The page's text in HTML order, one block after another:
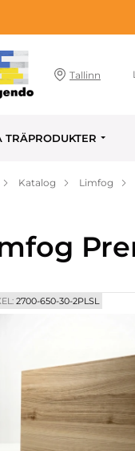
Tallinn
TRÄPRODUKTER
Katalog Limfog
2700-650-30-2PLSL